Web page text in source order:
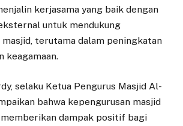
kerjasama yang baik dengan
untuk mendukung
terutama dalam peningkatan
keagamaan.
selaku Ketua Pengurus Masjid Al-
bahwa kepengurusan masjid
dampak positif bagi